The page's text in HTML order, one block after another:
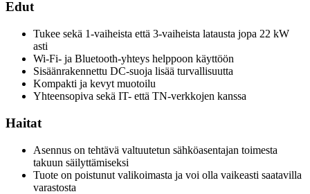
Edut
Tukee sekä 1-vaiheista että 3-vaiheista latausta jopa 22 kW
asti
Wi-Fi- ja Bluetooth-yhteys helppoon käyttöön
Sisäänrakennettu DC-suoja lisää turvallisuutta
Kompakti ja kevyt muotoilu
Yhteensopiva sekä IT- että TN-verkkojen kanssa
Haitat
Asennus on tehtävä valtuutetun sähköasentajan toimesta
takuun säilyttämiseksi
Tuote on poistunut valikoimasta ja voi olla vaikeasti saatavilla
varastosta